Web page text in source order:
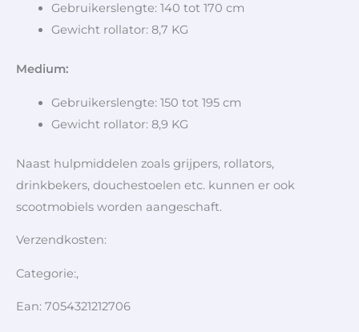
Gebruikerslengte: 140 tot 170 cm
Gewicht rollator: 8,7 KG
Medium:
Gebruikerslengte: 150 tot 195 cm
Gewicht rollator: 8,9 KG
Naast hulpmiddelen zoals grijpers, rollators,
drinkbekers, douchestoelen etc. kunnen er ook
scootmobiels worden aangeschaft.
Verzendkosten:
Categorie:,
Ean: 7054321212706